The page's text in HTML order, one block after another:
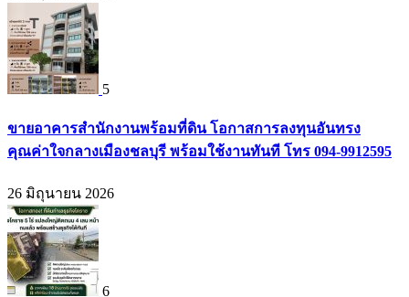
5
ขายอาคารสำนักงานพร้อมที่ดิน โอกาสการลงทุนอันทรง
คุณค่าใจกลางเมืองชลบุรี พร้อมใช้งานทันที โทร 094-9912595
26 มิถุนายน 2026
6